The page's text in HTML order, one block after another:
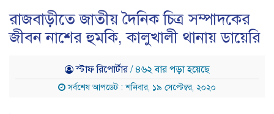
রাজবাড়ীতে জাতীয় দৈনিক চিত্র সম্পাদকের
জীবন নাশের হুমকি, কালুখালী থানায় ডায়েরি
স্টাফ রিপোর্টার/ ৪৬২ বার পড়া হয়েছে
সর্বশেষ আপডেট : শনিবার, ১৯ সেপ্টেম্বর, ২০২০